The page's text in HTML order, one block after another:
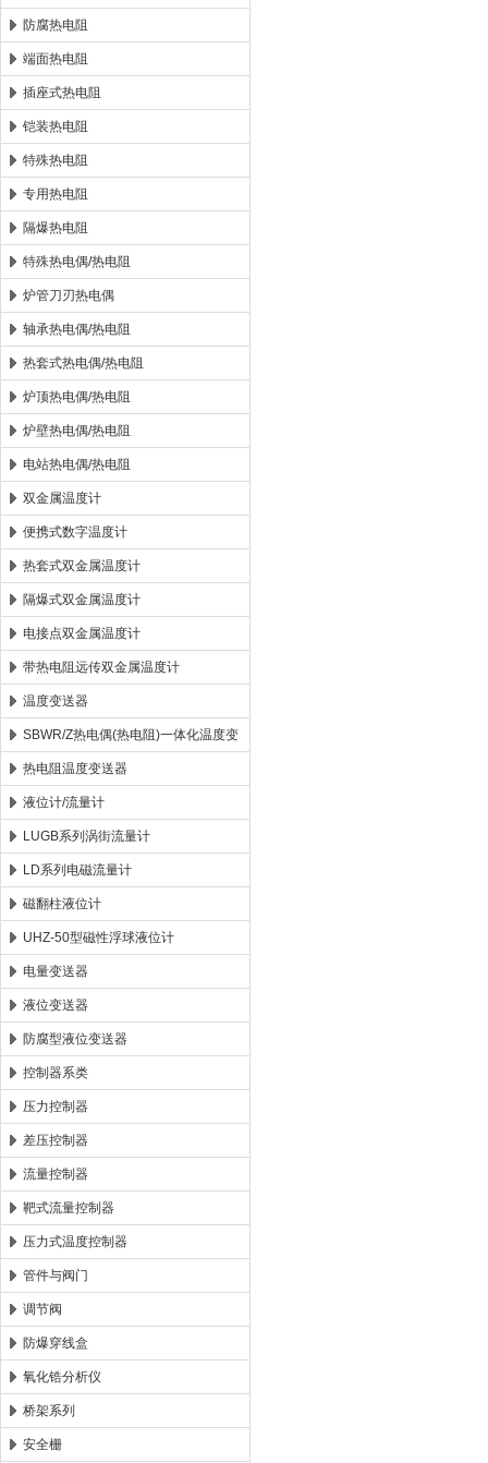
防腐热电阻
端面热电阻
插座式热电阻
铠装热电阻
特殊热电阻
专用热电阻
隔爆热电阻
特殊热电偶/热电阻
炉管刀刃热电偶
轴承热电偶/热电阻
热套式热电偶/热电阻
炉顶热电偶/热电阻
炉壁热电偶/热电阻
电站热电偶/热电阻
双金属温度计
便携式数字温度计
热套式双金属温度计
隔爆式双金属温度计
电接点双金属温度计
带热电阻远传双金属温度计
温度变送器
SBWR/Z热电偶(热电阻)一体化温度变
送器
热电阻温度变送器
液位计/流量计
LUGB系列涡街流量计
LD系列电磁流量计
磁翻柱液位计
UHZ-50型磁性浮球液位计
电量变送器
液位变送器
防腐型液位变送器
控制器系类
压力控制器
差压控制器
流量控制器
靶式流量控制器
压力式温度控制器
管件与阀门
调节阀
防爆穿线盒
氧化锆分析仪
桥架系列
安全栅